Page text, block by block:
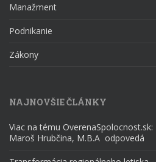
Manažment
Podnikanie
Zákony
NAJNOVŠIE ČLÁNKY
Viac na tému
Maroš Hrubčina, M.B.A odpovedá